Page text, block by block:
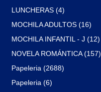
LUNCHERAS (4)
MOCHILA ADULTOS (16)
MOCHILA INFANTIL - J (12)
NOVELA ROMÁNTICA (157)
Papeleria (2688)
Papeleria (6)